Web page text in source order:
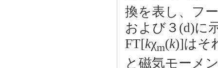
換を表し、フ
および３(d)に
FT[kχm(k)]はそ
と磁気モーメ